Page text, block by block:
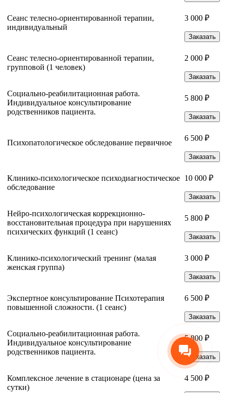
Сеанс телесно-ориентированной терапии,
индивидуальный
3 000 ₽
Заказать
Сеанс телесно-ориентированной терапии,
групповой (1 человек)
2 000 ₽
Заказать
Социально-реабилитационная работа.
Индивидуальное консультирование
родственников пациента.
5 800 ₽
Заказать
Психопатологическое обследование первичное
6 500 ₽
Заказать
Клинико-психологическое психодиагностическое
обследование
10 000 ₽
Заказать
Нейро-психологическая коррекционно-
восстановительная процедура при нарушениях
психических функций (1 сеанс)
5 800 ₽
Заказать
Клинико-психологический тренинг (малая
женская группа)
3 000 ₽
Заказать
Экспертное консультирование Психотерапия
повышенной сложности. (1 сеанс)
6 500 ₽
Заказать
Социально-реабилитационная работа.
Индивидуальное консультирование
родственников пациента.
5 800 ₽
Заказать
Комплексное лечение в стационаре (цена за
сутки)
4 500 ₽